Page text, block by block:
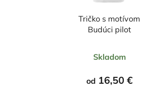
Tričko s motívom
Budúci pilot
hodnotenie
produktu
je
Skladom
od 16,50 €